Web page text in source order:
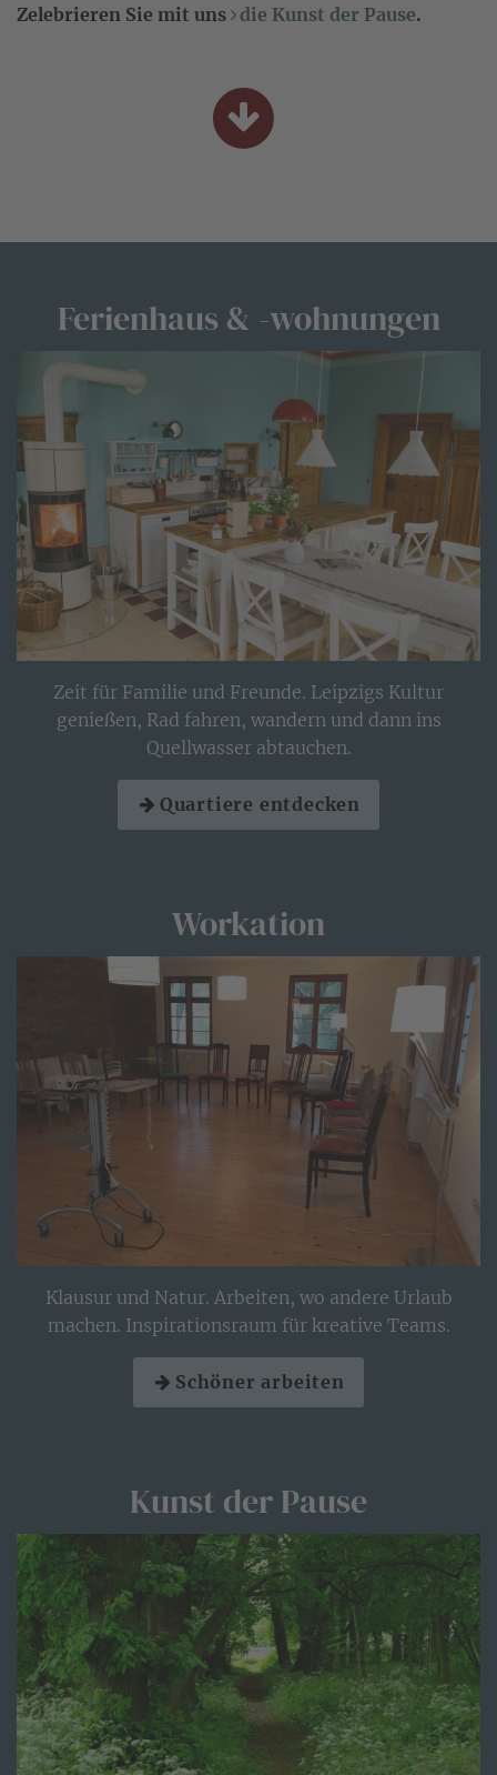
Zelebrieren Sie mit uns die Kunst der Pause.
Ferienhaus & -wohnungen
Zeit für Familie und Freunde. Leipzigs Kultur
genießen, Rad fahren, wandern und dann ins
Quellwasser abtauchen.
Quartiere entdecken
Workation
Klausur und Natur. Arbeiten, wo andere Urlaub
machen. Inspirationsraum für kreative Teams.
Schöner arbeiten
Kunst der Pause